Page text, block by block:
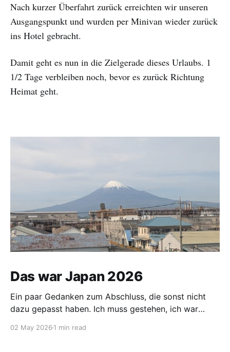
Nach kurzer Überfahrt zurück erreichten wir unseren
Ausgangspunkt und wurden per Minivan wieder zurück
ins Hotel gebracht.
Damit geht es nun in die Zielgerade dieses Urlaubs. 1
1/2 Tage verbleiben noch, bevor es zurück Richtung
Heimat geht.
Das war Japan 2026
Ein paar Gedanken zum Abschluss, die sonst nicht
dazu gepasst haben. Ich muss gestehen, ich war
wurde am 30.04. vom Hotel abgeholt und sollte mich
02 May 2026 1 min read